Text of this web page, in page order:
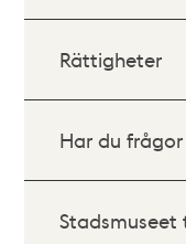
Rättigheter
Har du
Stadsmuseet